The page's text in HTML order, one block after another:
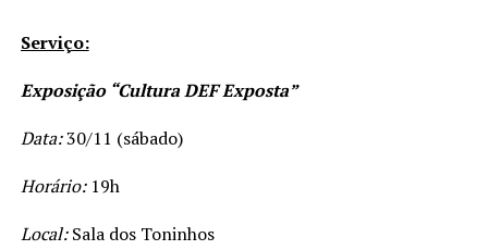
Serviço:
Exposição “Cultura DEF Exposta”
Data:30/11 (sábado)
Horário:19h
Local:Sala dos Toninhos